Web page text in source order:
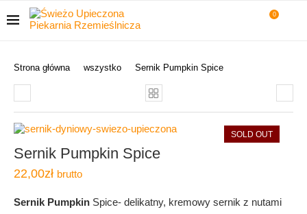
0
Strona główna wszystko Sernik Pumpkin Spice
SOLD OUT
Sernik Pumpkin Spice
22,00zł brutto
Sernik Pumpkin Spice- delikatny, kremowy sernik z nutami